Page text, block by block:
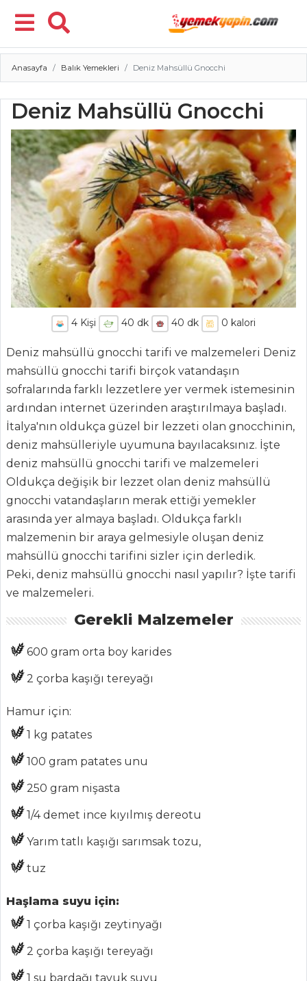
Menü
ANASAYFA
Medya
Aktüel
Chefs
Haber
ŞEFİN TARİFLERİ
Tüm
Kategoriler
HAMUR İŞLERI
KUŞ YUVASI
FINDIKLI VE
MANDALİNALI
Entekke Böreği
Anasayfa Balık Yemekleri Deniz Mahsüllü Gnocchi
Deniz Mahsüllü Gnocchi
4Kişi 40 dk 40 dk 0 kalori
Deniz mahsüllü gnocchi tarifi ve malzemeleri Deniz
mahsüllü gnocchi tarifi birçok vatandaşın
sofralarında farklı lezzetlere yer vermek istemesinin
ardından internet üzerinden araştırılmaya başladı.
İtalya'nın oldukça güzel bir lezzeti olan gnocchinin,
deniz mahsülleriyle uyumuna bayılacaksınız. İşte
deniz mahsüllü gnocchi tarifi ve malzemeleri
Oldukça değişik bir lezzet olan deniz mahsüllü
gnocchi vatandaşların merak ettiği yemekler
arasında yer almaya başladı. Oldukça farklı
malzemenin bir araya gelmesiyle oluşan deniz
mahsüllü gnocchi tarifini sizler için derledik.
Peki, deniz mahsüllü gnocchi nasıl yapılır? İşte tarifi
ve malzemeleri.
Gerekli Malzemeler
600 gram orta boy karides
2 çorba kaşığı tereyağı
Hamur için:
1 kg patates
100 gram patates unu
250 gram nişasta
1/4 demet ince kıyılmış dereotu
Yarım tatlı kaşığı sarımsak tozu,
tuz
Haşlama suyu için:
1 çorba kaşığı zeytinyağı
2 çorba kaşığı tereyağı
1 su bardağı tavuk suyu